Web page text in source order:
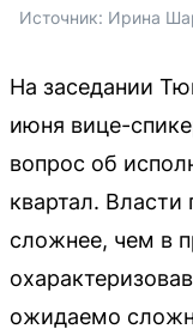
Источник: Ирина
На заседании
июня вице-
вопрос об
квартал. Власти
сложнее, чем в
ожидаемо